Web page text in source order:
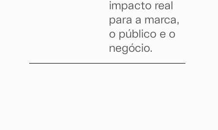
impacto real
para a marca,
o público e o
negócio.